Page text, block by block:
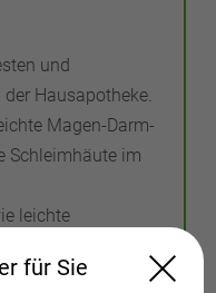
und
Hausapotheke.
Magen-Darm-
Schleimhäute im
leichte
bei
für Sie